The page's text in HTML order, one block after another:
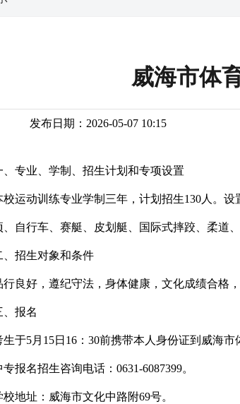
威海市体
发布日期：2026-05-07 10:15
、专业、学制、招生计划和专项设置
校运动训练专业学制三年，计划招生130人。
、自行车、赛艇、皮划艇、国际式摔跤、柔道
、招生对象和条件
行良好，遵纪守法，身体健康，文化成绩合格
、报名
生于5月15日16：30前携带本人身份证到威海市
专报名招生咨询电话：0631-6087399。
校地址：威海市文化中路附69号。